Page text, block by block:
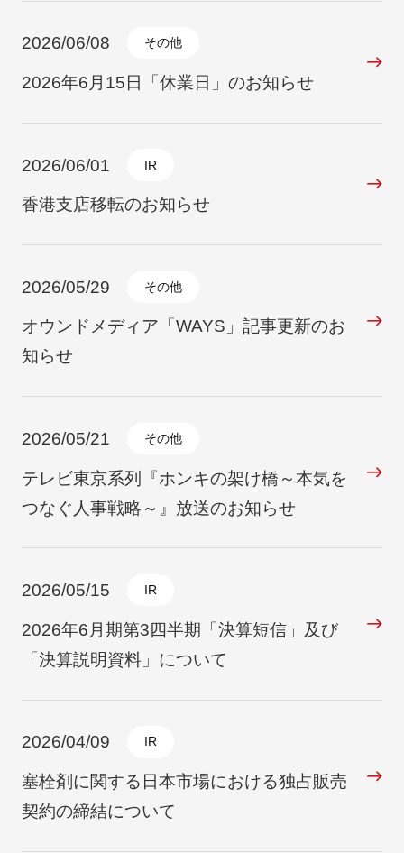
2026/06/08 その他
2026年6月15日「休業日」のお知らせ
2026/06/01 IR
香港支店移転のお知らせ
2026/05/29 その他
オウンドメディア「WAYS」記事更新のお
知らせ
2026/05/21 その他
テレビ東京系列『ホンキの架け橋～本気を
つなぐ人事戦略～』放送のお知らせ
2026/05/15 IR
2026年6月期第3四半期「決算短信」及び
「決算説明資料」について
2026/04/09 IR
塞栓剤に関する日本市場における独占販売
契約の締結について